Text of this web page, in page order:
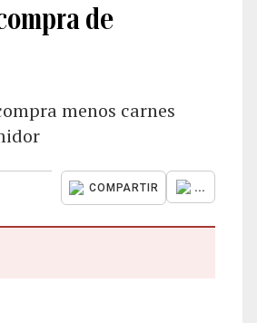
de
menos carnes
COMPARTIR ...